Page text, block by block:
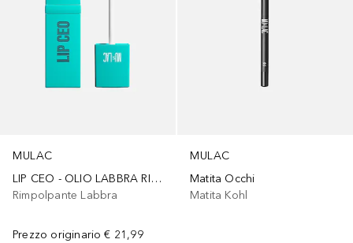
MULAC
LIP CEO - OLIO LABBRA RIMPOLPANTE PH REAGENTE
Rimpolpante Labbra
Prezzo originario € 21,99
MULAC
Matita Occhi
Matita Kohl